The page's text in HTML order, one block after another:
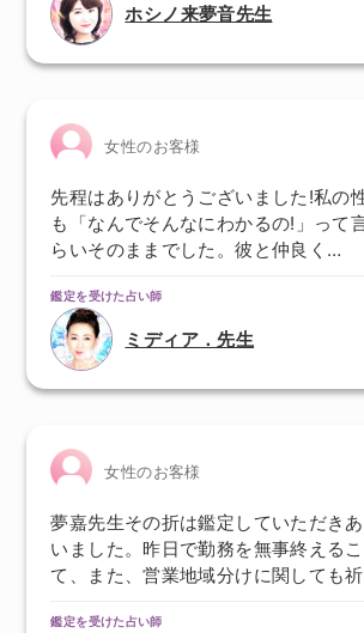
ホシノ来夢音先生
女性のお客様
先程はありがとうございました!私の
も「なんでそんなにわかるの!」って
らいそのままでした。彼と仲良く…
鑑定を受けた占い師
ミディア．先生
女性のお客様
夢嘉先生その折は鑑定していただき
いました。昨日で勤務を無事終える
て、また、営業地域分けに関しても
鑑定を受けた占い師